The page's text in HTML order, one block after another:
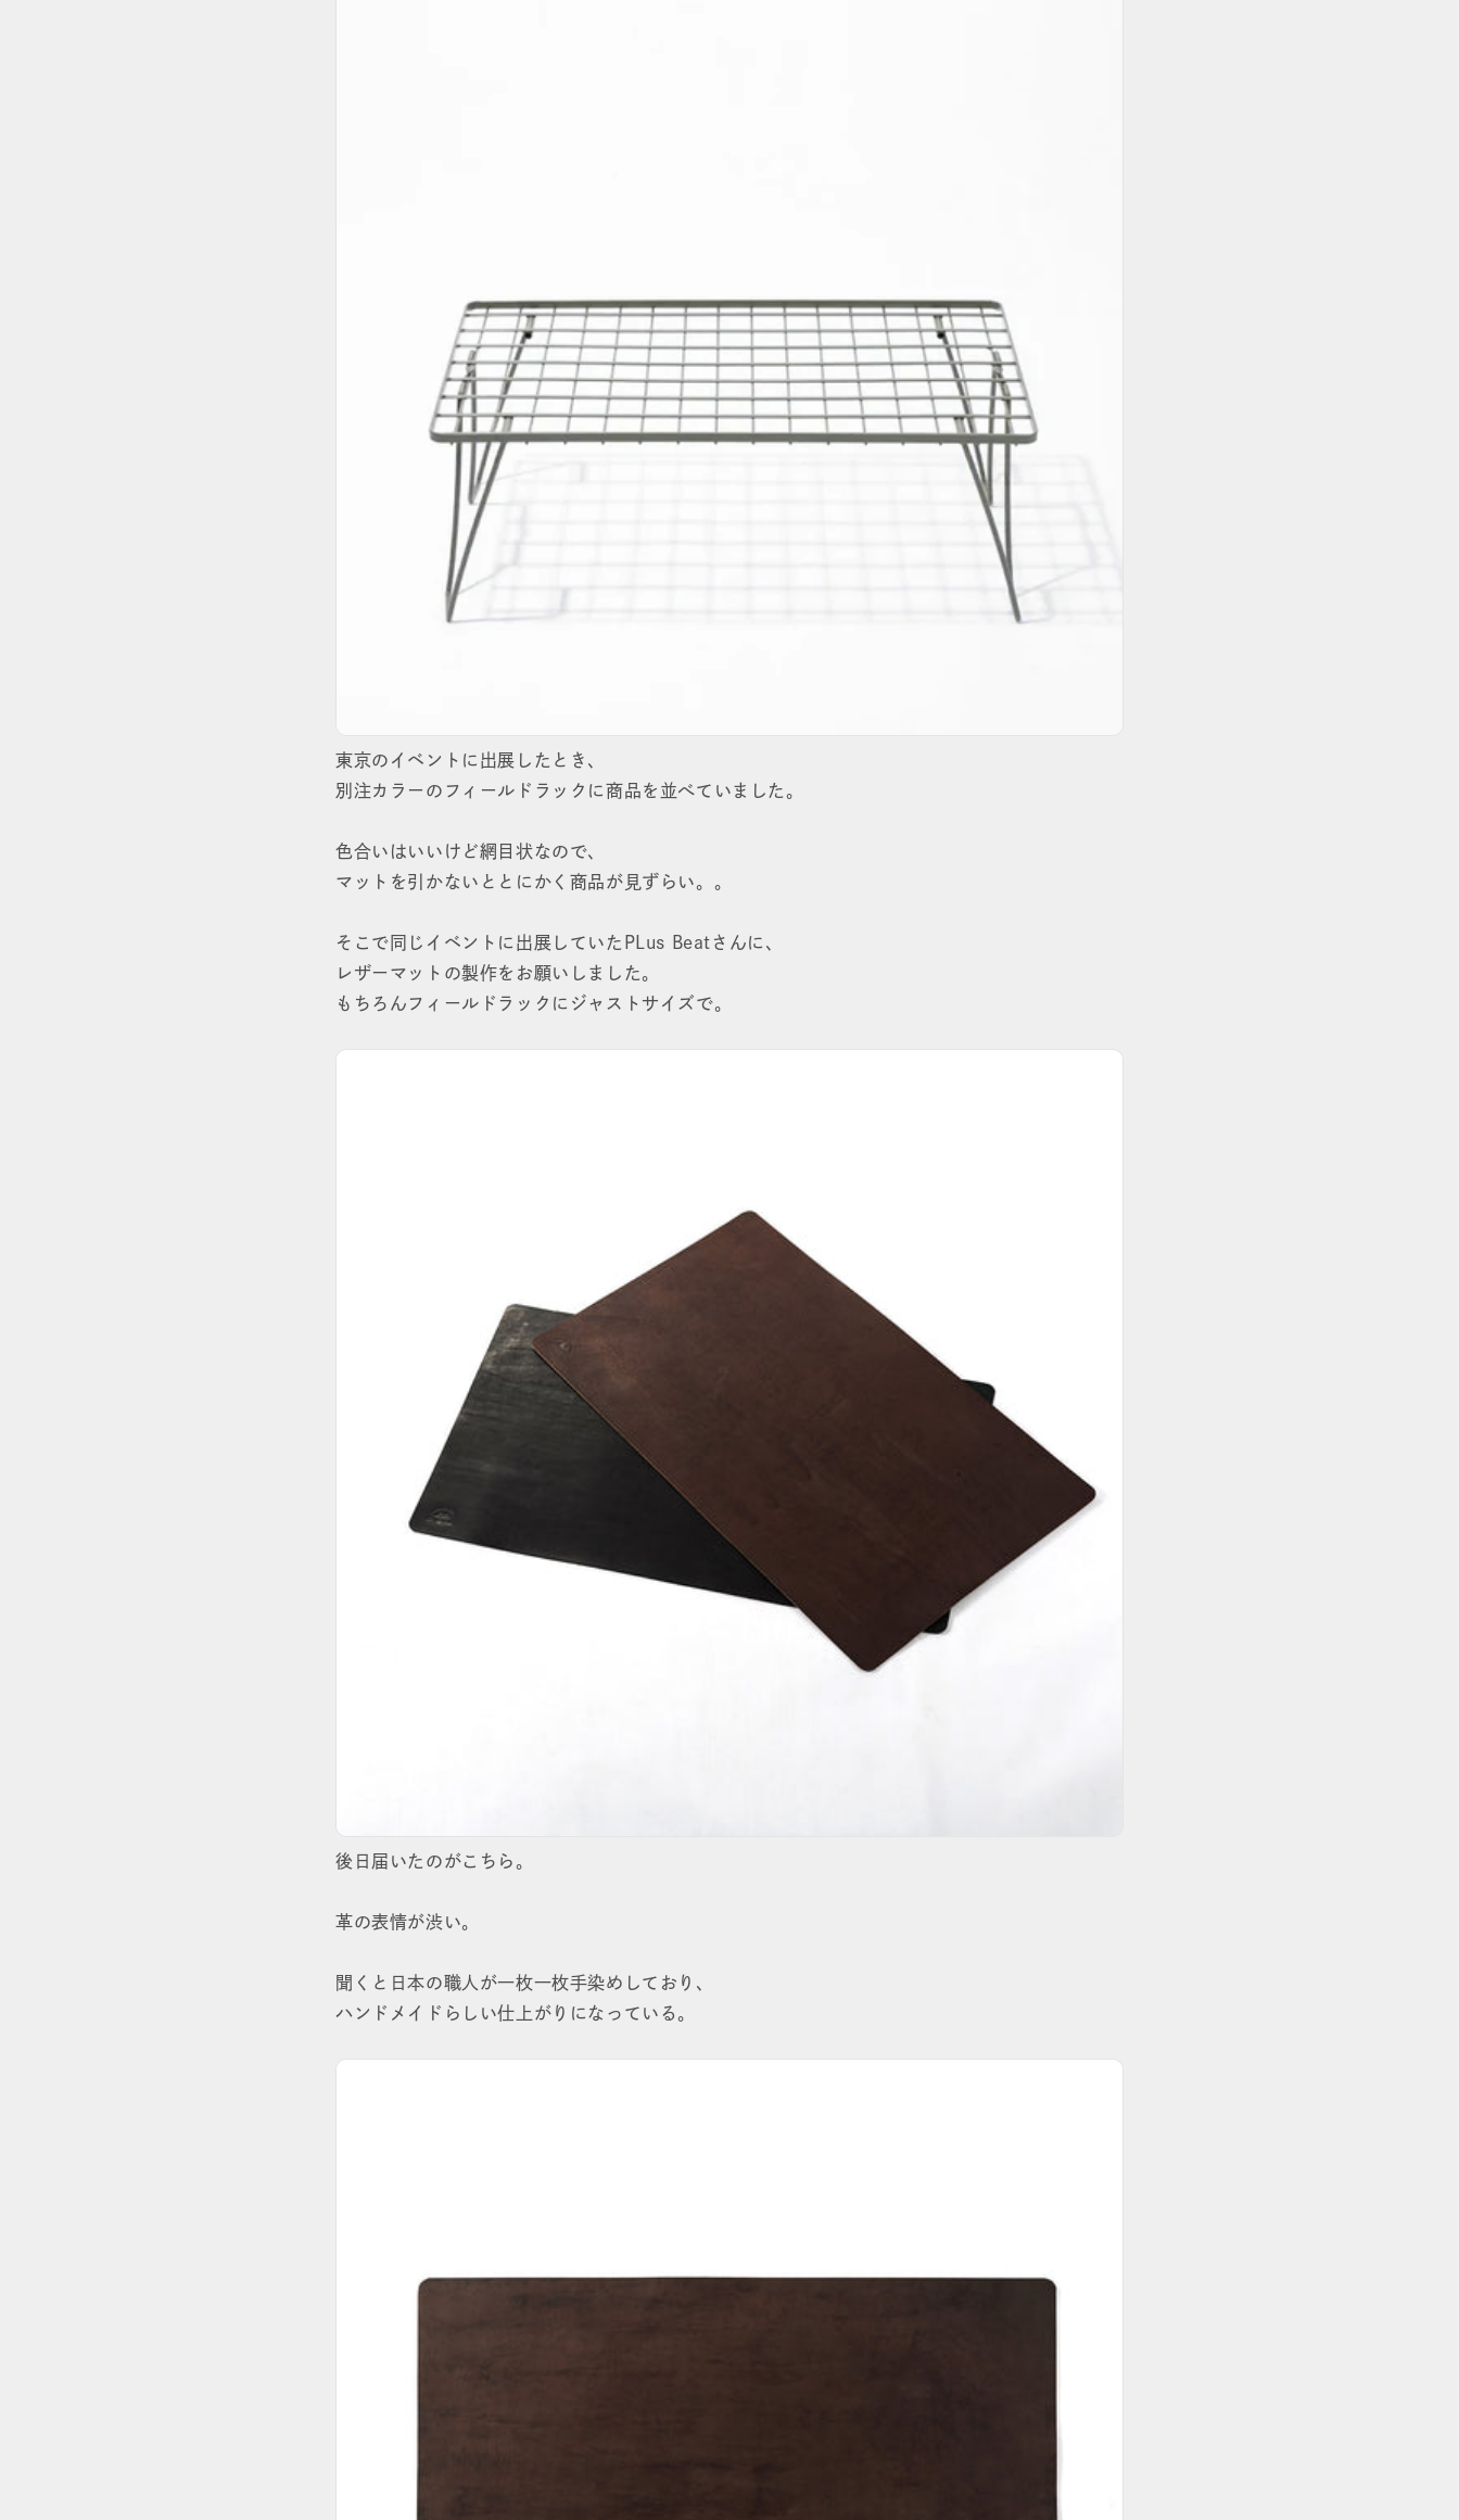
東京のイベントに出展したとき、
別注カラーのフィールドラックに商品を並べていました。
色合いはいいけど網目状なので、
マットを引かないととにかく商品が見ずらい。。
そこで同じイベントに出展していたPLus Beatさんに、
レザーマットの製作をお願いしました。
もちろんフィールドラックにジャストサイズで。
後日届いたのがこちら。
革の表情が渋い。
聞くと日本の職人が一枚一枚手染めしており、
ハンドメイドらしい仕上がりになっている。